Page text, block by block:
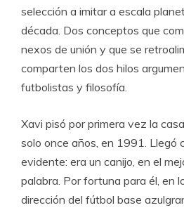
selección a imitar a escala
década. Dos conceptos que
nexos de unión y que se
comparten los dos hilos
futbolistas y filosofía.
Xavi pisó por primera vez la
solo once años, en 1991. Llegó
evidente: era un canijo, en el
palabra. Por fortuna para él, en
dirección del fútbol base